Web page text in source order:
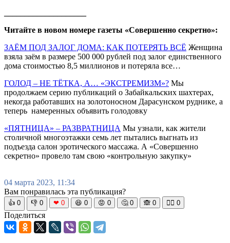
Читайте в новом номере газеты «Совершенно секретно»:
ЗАЁМ ПОД ЗАЛОГ ДОМА: КАК ПОТЕРЯТЬ ВСЁ Женщина
взяла заём в размере 500 000 рублей под залог единственного
дома стоимостью 8,5 миллионов и потеряла все…
ГОЛОД – НЕ ТЁТКА, А… «ЭКСТРЕМИЗМ»? Мы
продолжаем серию публикаций о Забайкальских шахтерах,
некогда работавших на золотоносном Дарасунском руднике, а
теперь намеренных объявить голодовку
«ПЯТНИЦА» – РАЗВРАТНИЦА Мы узнали, как жители
столичной многоэтажки семь лет пытались выгнать из
подъезда салон эротического массажа. А «Совершенно
секретно» провело там свою «контрольную закупку»
04 марта 2023, 11:34
Вам понравилась эта публикация?
👍 0 👎 0 ❤ 0 😆 0 😡 0 🤔 0 🙈 0 🧘‍♀️ 0
Поделиться